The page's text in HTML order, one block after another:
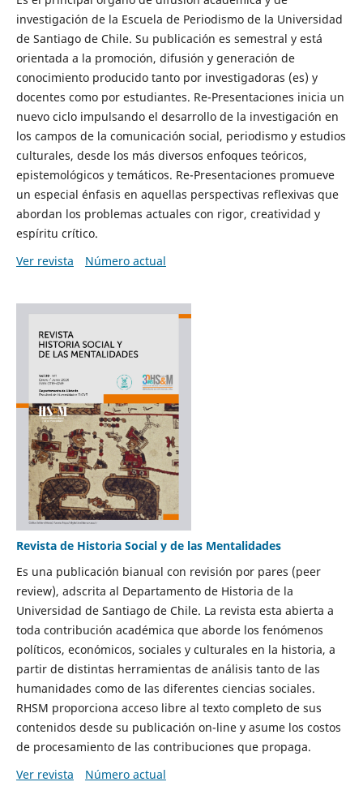
investigación de la Escuela de Periodismo de la Universidad
de Santiago de Chile. Su publicación es semestral y está
orientada a la promoción, difusión y generación de
conocimiento producido tanto por investigadoras (es) y
docentes como por estudiantes. Re-Presentaciones inicia un
nuevo ciclo impulsando el desarrollo de la investigación en
los campos de la comunicación social, periodismo y estudios
culturales, desde los más diversos enfoques teóricos,
epistemológicos y temáticos. Re-Presentaciones promueve
un especial énfasis en aquellas perspectivas reflexivas que
abordan los problemas actuales con rigor, creatividad y
espíritu crítico.
Ver revista
Número actual
Revista de Historia Social y de las Mentalidades
Es una publicación bianual con revisión por pares (peer
review), adscrita al Departamento de Historia de la
Universidad de Santiago de Chile. La revista esta abierta a
toda contribución académica que aborde los fenómenos
políticos, económicos, sociales y culturales en la historia, a
partir de distintas herramientas de análisis tanto de las
humanidades como de las diferentes ciencias sociales.
RHSM proporciona acceso libre al texto completo de sus
contenidos desde su publicación on-line y asume los costos
de procesamiento de las contribuciones que propaga.
Ver revista
Número actual